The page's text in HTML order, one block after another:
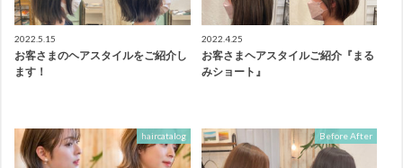
2022.5.15
お客さまのヘアスタイルをご紹介し
ます！
2022.4.25
お客さまヘアスタイルご紹介『まる
みショート』
haircatalog Before After